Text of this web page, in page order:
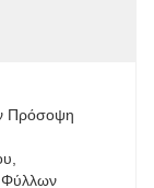
Πρόσοψη
Φύλλων